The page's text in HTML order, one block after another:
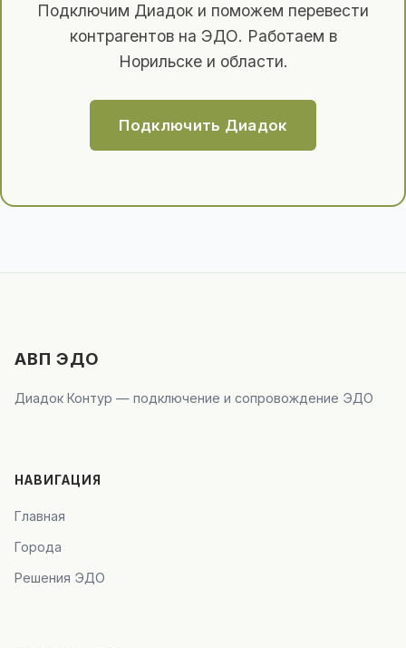
Подключим Диадок и поможем перевести
контрагентов на ЭДО. Работаем в
Норильске и области.
Подключить Диадок
АВП ЭДО
Диадок Контур — подключение и сопровождение ЭДО
НАВИГАЦИЯ
Главная
Города
Решения ЭДО